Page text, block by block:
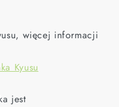
więcej informacji
Kyusu
jest